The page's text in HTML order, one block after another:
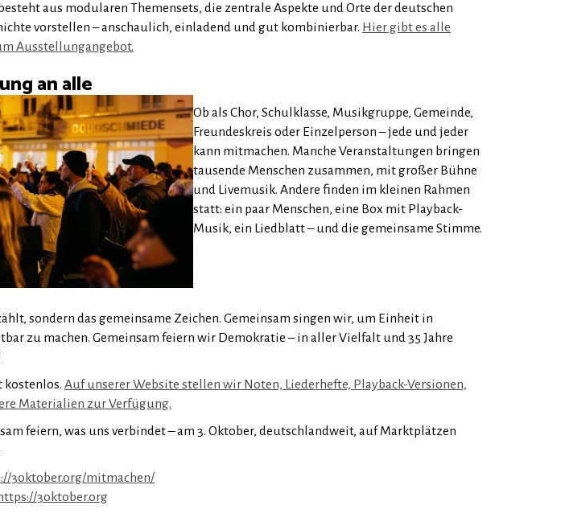
aus modularen Themensets, die zentrale Aspekte und Orte der deutschen
vorstellen – anschaulich, einladend und gut kombinierbar. Hier gibt es alle
Ausstellungangebot.
an alle
Ob als Chor, Schulklasse, Musikgruppe, Gemeinde,
Freundeskreis oder Einzelperson – jede und jeder
kann mitmachen. Manche Veranstaltungen bringen
tausende Menschen zusammen, mit großer Bühne
und Livemusik. Andere finden im kleinen Rahmen
statt: ein paar Menschen, eine Box mit Playback-
Musik, ein Liedblatt – und die gemeinsame Stimme.
sondern das gemeinsame Zeichen. Gemeinsam singen wir, um Einheit in
zu machen. Gemeinsam feiern wir Demokratie – in aller Vielfalt und 35 Jahre
kostenlos.Auf unserer Website stellen wir Noten, Liederhefte, Playback-Versionen,
Materialien zur Verfügung.
feiern, was uns verbindet – am 3. Oktober, deutschlandweit, auf Marktplätzen
3oktober.org/mitmachen/
https://3oktober.org